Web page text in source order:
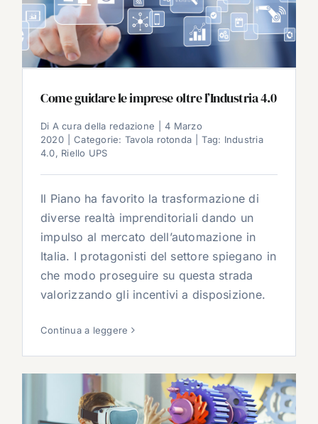
Come guidare le imprese oltre l’Industria 4.0
Di A cura della redazione
4 Marzo
2020
Categorie: Tavola rotonda Tag: Industria
4.0, Riello UPS
Il Piano ha favorito la trasformazione di
diverse realtà imprenditoriali dando un
impulso al mercato dell’automazione in
Italia. I protagonisti del settore spiegano in
che modo proseguire su questa strada
valorizzando gli incentivi a disposizione.
Continua a leggere